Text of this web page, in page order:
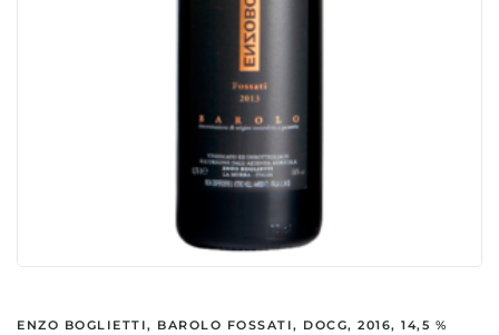
ENZO BOGLIETTI, BAROLO FOSSATI, DOCG, 2016, 14,5 %